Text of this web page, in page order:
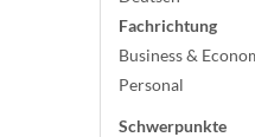
Fachrichtung
Business &
Personal
Schwerpunkte